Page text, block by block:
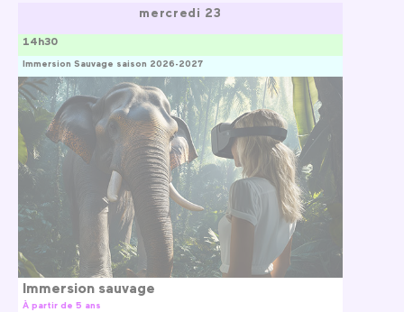
mercredi 23
Immersion Sauvage saison 2026-2027
14h30
Immersion sauvage
À partir de 5 ans